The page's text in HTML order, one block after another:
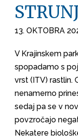
13. OKTOBRA
V Krajinskem
spopadamo s
vrst (ITV) rastlin.
nenamerno
sedaj pa se v
povzročajo
Nekatere